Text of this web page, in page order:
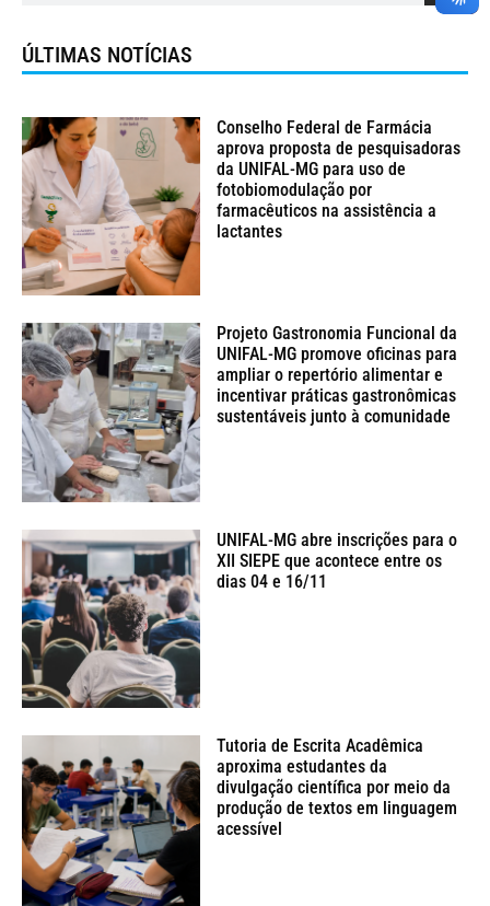
ÚLTIMAS NOTÍCIAS
Conselho Federal de Farmácia
aprova proposta de pesquisadoras
da UNIFAL-MG para uso de
fotobiomodulação por
farmacêuticos na assistência a
lactantes
Projeto Gastronomia Funcional da
UNIFAL-MG promove oficinas para
ampliar o repertório alimentar e
incentivar práticas gastronômicas
sustentáveis junto à comunidade
UNIFAL-MG abre inscrições para o
XII SIEPE que acontece entre os
dias 04 e 16/11
Tutoria de Escrita Acadêmica
aproxima estudantes da
divulgação científica por meio da
produção de textos em linguagem
acessível